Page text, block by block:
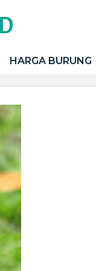
HARGA BURUNG